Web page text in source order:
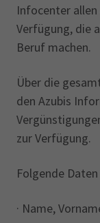
Infocenter allen
Verfügung, die
Beruf machen.
Über die
den Azubis
zur Verfügung.
Folgende
· Name,